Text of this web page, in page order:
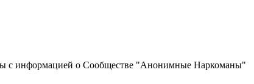
с информацией о Сообществе "Анонимные Наркоманы"